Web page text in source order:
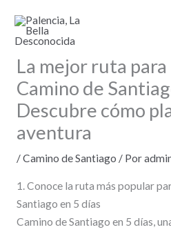
contenido
La mejor ruta
Camino de
Descubre cómo
aventura
/Camino de Santiago / Por
1. Conoce la ruta más popular
Santiago en 5 días
Camino de Santiago en 5 días,